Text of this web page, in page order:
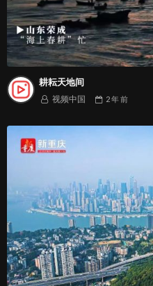
耕耘天地间
视频中国 2 年前